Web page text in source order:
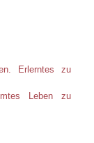
Erlerntes zu
Leben zu